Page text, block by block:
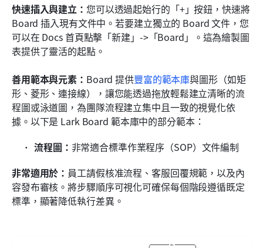
快速插入與建立： 您可以透過起始行的「+」按鈕，快速將
Board 插入現有文件中。若要建立獨立的 Board 文件，您
可以在 Docs 首頁點擊「新建」->「Board」。這為繪製圖
表提供了靈活的起點。
善用範本與元素： Board 提供豐富的範本庫與圖形（如矩
形、菱形、連接線），讓您能透過拖放輕鬆建立清晰的流
程圖或泳道圖，為團隊流程建立集中且一致的視覺化依
據。以下是 Lark Board 範本庫中的部分範本：
流程圖： 非常適合標準作業程序（SOP）文件編制
非常適用於： 員工請假核准流程、客服回覆規範，以及內
容發布審核。將步驟順序可視化可確保每個階段遵循既定
標準，顯著降低執行差異。